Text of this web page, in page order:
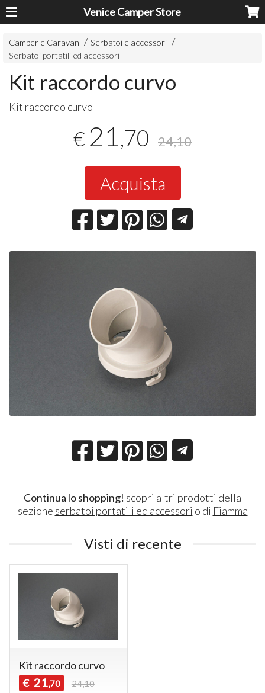
Venice Camper Store
Camper e Caravan
Serbatoi e accessori
Serbatoi portatili ed accessori
Kit raccordo curvo
Kit raccordo curvo
€ 21 ,70 24,10
Acquista
Continua lo shopping! scopri altri prodotti della
sezione serbatoi portatili ed accessori o di Fiamma
Visti di recente
Kit raccordo curvo
€ 21,70 24,10